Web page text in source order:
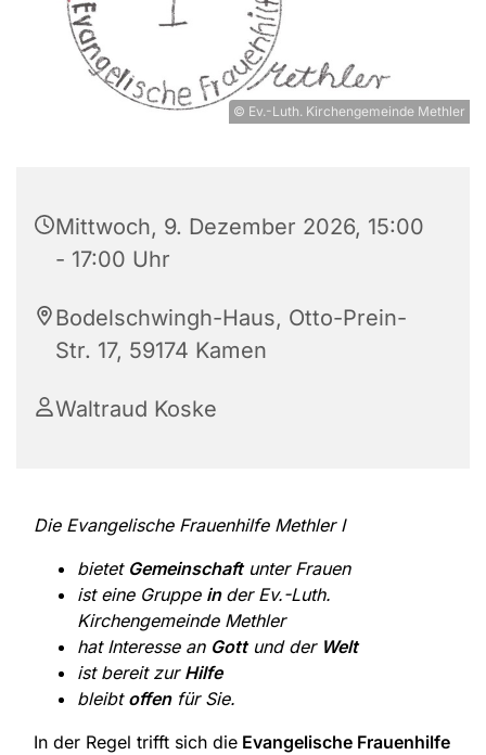
© Ev.-Luth. Kirchengemeinde Methler
Mittwoch, 9. Dezember 2026, 15:00
- 17:00 Uhr
Bodelschwingh-Haus, Otto-Prein-
Str. 17, 59174 Kamen
Waltraud Koske
Die Evangelische Frauenhilfe Methler I
bietet Gemeinschaftunter Frauen
ist eine Gruppe in der Ev.-Luth.
Kirchengemeinde Methler
hat Interesse an Gottund der Welt
ist bereit zur Hilfe
bleibt offenfür Sie.
In der Regel trifft sich die Evangelische Frauenhilfe